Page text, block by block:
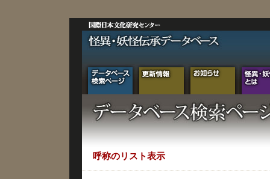
呼称のリスト表示